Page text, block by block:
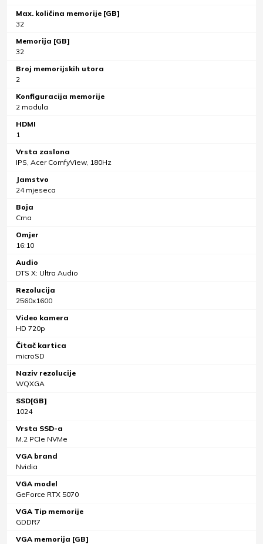
Max. količina memorije [GB]
32
Memorija [GB]
32
Broj memorijskih utora
2
Konfiguracija memorije
2 modula
HDMI
1
Vrsta zaslona
IPS, Acer ComfyView, 180Hz
Jamstvo
24 mjeseca
Boja
Crna
Omjer
16:10
Audio
DTS X: Ultra Audio
Rezolucija
2560x1600
Video kamera
HD 720p
Čitač kartica
microSD
Naziv rezolucije
WQXGA
SSD[GB]
1024
Vrsta SSD-a
M.2 PCIe NVMe
VGA brand
Nvidia
VGA model
GeForce RTX 5070
VGA Tip memorije
GDDR7
VGA memorija [GB]